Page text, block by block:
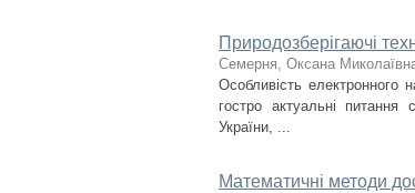
Природозберігаючі
Семерня, Оксана
Особливість електронного
гостро актуальні питання
України, ...
Математичні методи